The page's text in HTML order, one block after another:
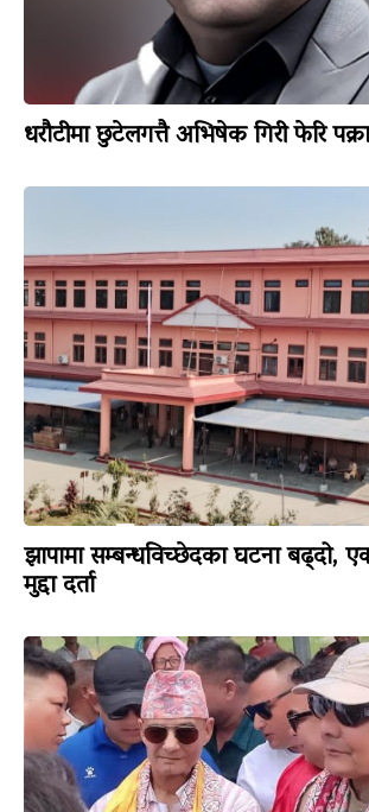
धरौटीमा छुटेलगत्तै अभिषेक गिरी फेरि
झापामा सम्बन्धविच्छेदका घटना बढ्दो,
मुद्दा दर्ता